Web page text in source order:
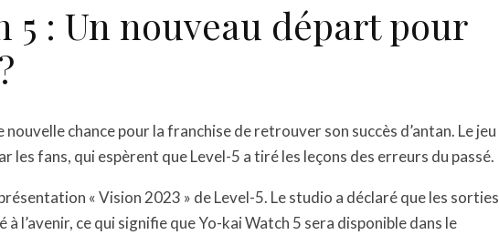
5 : Un nouveau départ pour
chance pour la franchise de retrouver son succès d’antan. Le jeu
les fans, qui espèrent que Level-5 a tiré les leçons des erreurs du passé.
« Vision 2023 » de Level-5. Le studio a déclaré que les sorties
l’avenir, ce qui signifie que Yo-kai Watch 5 sera disponible dans le